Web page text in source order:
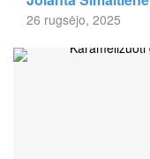
26 rugsėjo, 2025